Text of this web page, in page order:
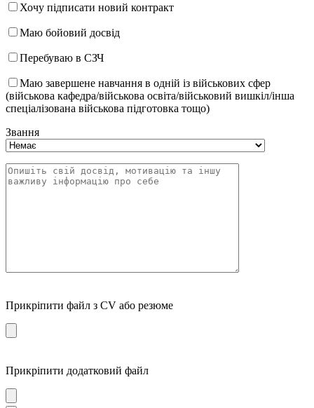
Хочу підписати новий контракт
Маю бойовий досвід
Перебуваю в СЗЧ
Маю завершене навчання в одній із військових сфер
(військова кафедра/військова освіта/військовий вишкіл/інша
спеціалізована військова підготовка тощо)
Звання
Прикріпити файл з CV або резюме
Прикріпити додатковий файл